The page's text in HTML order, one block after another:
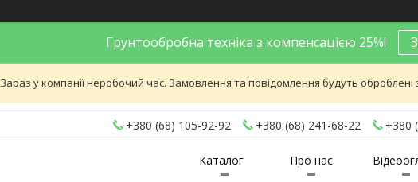
Грунтообробна техніка з компенсацією 25%!
Зараз у компанії неробочий час. Замовлення та повідомлення будуть оброблені
+380 (68) 105-92-92 +380 (68) 241-68-22 +380
Каталог Про нас